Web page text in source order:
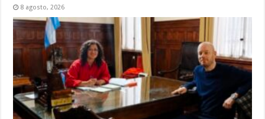
8 agosto, 2026